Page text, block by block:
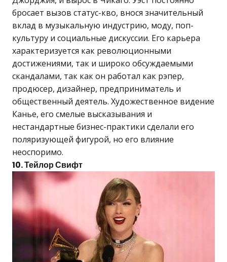
бросает вызов статус-кво, внося значительный
вклад в музыкальную индустрию, моду, поп-
культуру и социальные дискуссии. Его карьера
характеризуется как революционными
достижениями, так и широко обсуждаемыми
скандалами, так как он работал как рэпер,
продюсер, дизайнер, предприниматель и
общественный деятель. Художественное видение
Канье, его смелые высказывания и
нестандартные бизнес-практики сделали его
поляризующей фигурой, но его влияние
неоспоримо.
10. Тейлор Свифт